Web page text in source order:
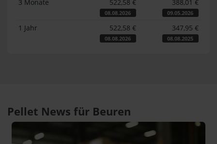
3 Monate 522,58 €
08.08.2026
388,01 €
09.05.2026
1 Jahr 522,58 €
08.08.2026
347,95 €
08.08.2025
Pellet News für Beuren